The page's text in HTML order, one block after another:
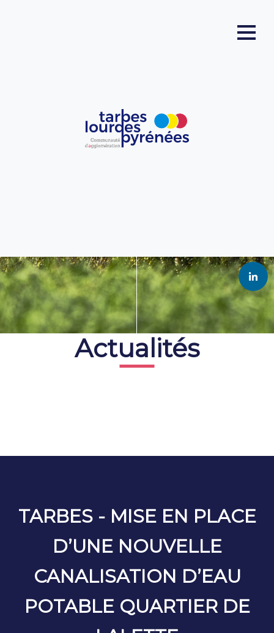
Actualités
TARBES - MISE EN PLACE
D’UNE NOUVELLE
CANALISATION D’EAU
POTABLE QUARTIER DE